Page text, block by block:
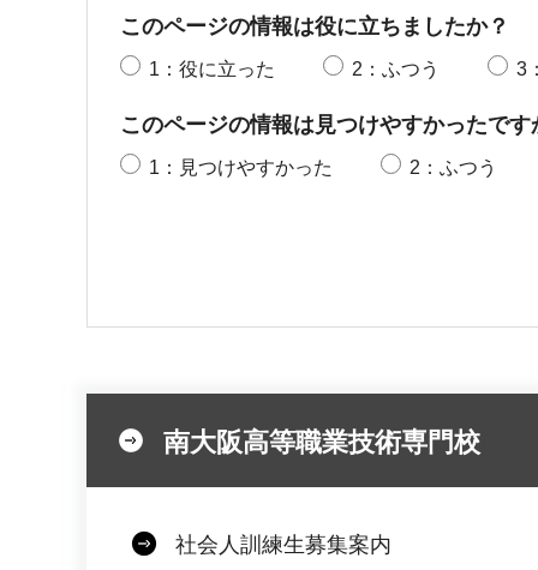
このページの情報は役に立ちましたか？
1：役に立った 2：ふつう 3
このページの情報は見つけやすかったです
1：見つけやすかった 2：ふつう
南大阪高等職業技術専門校
社会人訓練生募集案内